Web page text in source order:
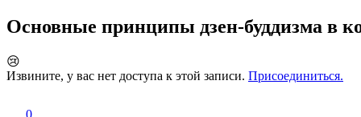
Основные принципы дзен-буддизма в
😢
Извините, у вас нет доступа к этой записи. Присоединиться.
0